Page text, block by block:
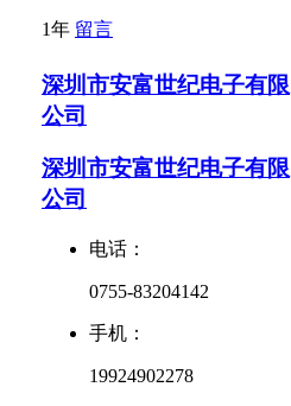
1年 留言
深圳市安富世纪电子有限
公司
深圳市安富世纪电子有限
公司
电话：
0755-83204142
手机：
19924902278